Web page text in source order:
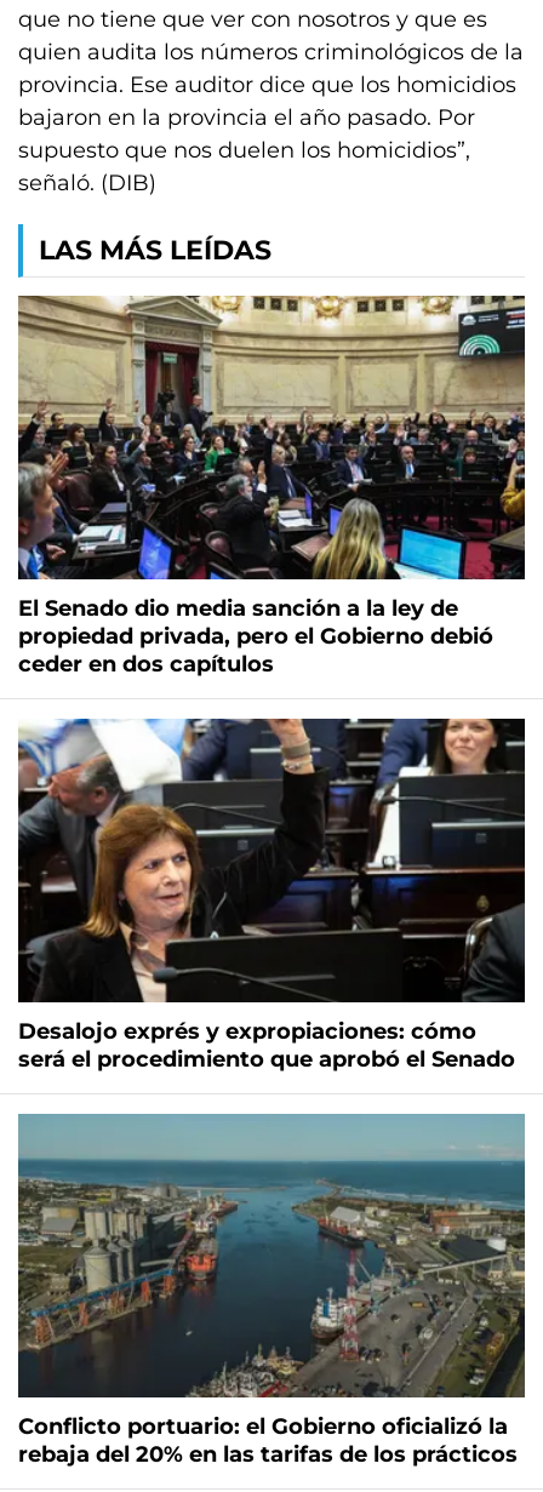
que no tiene que ver con nosotros y que es
quien audita los números criminológicos de la
provincia. Ese auditor dice que los homicidios
bajaron en la provincia el año pasado. Por
supuesto que nos duelen los homicidios”,
señaló. (DIB)
LAS MÁS LEÍDAS
El Senado dio media sanción a la ley de
propiedad privada, pero el Gobierno debió
ceder en dos capítulos
Desalojo exprés y expropiaciones: cómo
será el procedimiento que aprobó el Senado
Conflicto portuario: el Gobierno oficializó la
rebaja del 20% en las tarifas de los prácticos